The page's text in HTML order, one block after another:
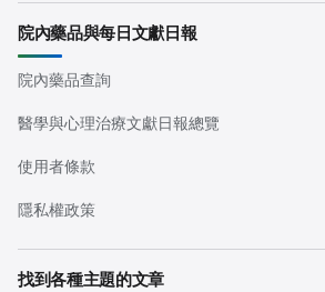
院內藥品與每日文獻日報
院內藥品查詢
醫學與心理治療文獻日報總覽
使用者條款
隱私權政策
找到各種主題的文章